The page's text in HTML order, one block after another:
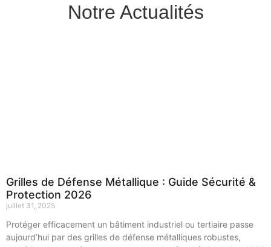
Notre Actualités
Grilles de Défense Métallique : Guide Sécurité &
Protection 2026
juillet 31, 2025
Protéger efficacement un bâtiment industriel ou tertiaire passe
aujourd’hui par des grilles de défense métalliques robustes,